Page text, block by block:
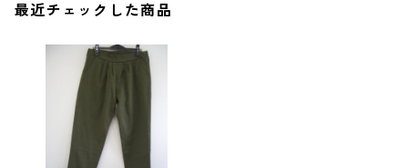
最近チェックした商品